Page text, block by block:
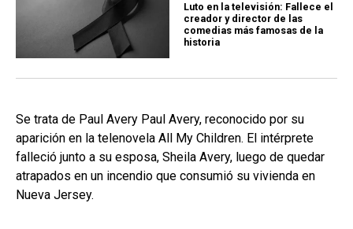
Luto en la televisión: Fallece el
creador y director de las
comedias más famosas de la
historia
Se trata de Paul Avery Paul Avery, reconocido por su
aparición en la telenovela All My Children. El intérprete
falleció junto a su esposa, Sheila Avery, luego de quedar
atrapados en un incendio que consumió su vivienda en
Nueva Jersey.